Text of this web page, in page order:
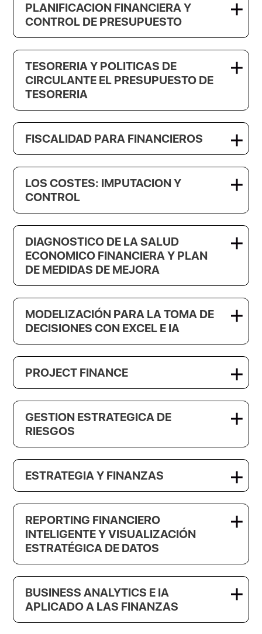
PLANIFICACION FINANCIERA Y
CONTROL DE PRESUPUESTO
TESORERIA Y POLITICAS DE
CIRCULANTE EL PRESUPUESTO DE
TESORERIA
FISCALIDAD PARA FINANCIEROS
LOS COSTES: IMPUTACION Y
CONTROL
DIAGNOSTICO DE LA SALUD
ECONOMICO FINANCIERA Y PLAN
DE MEDIDAS DE MEJORA
MODELIZACIÓN PARA LA TOMA DE
DECISIONES CON EXCEL E IA
PROJECT FINANCE
GESTION ESTRATEGICA DE
RIESGOS
ESTRATEGIA Y FINANZAS
REPORTING FINANCIERO
INTELIGENTE Y VISUALIZACIÓN
ESTRATÉGICA DE DATOS
BUSINESS ANALYTICS E IA
APLICADO A LAS FINANZAS